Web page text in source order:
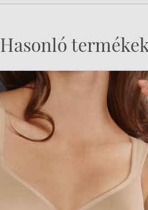
Hasonló